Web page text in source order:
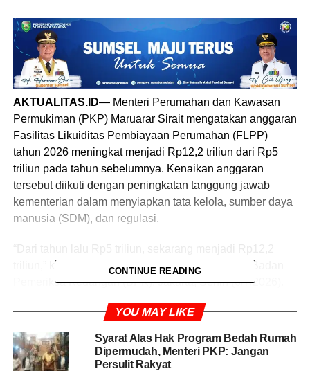
AKTUALITAS.ID— Menteri Perumahan dan Kawasan
Permukiman (PKP) Maruarar Sirait mengatakan anggaran
Fasilitas Likuiditas Pembiayaan Perumahan (FLPP)
tahun 2026 meningkat menjadi Rp12,2 triliun dari Rp5
triliun pada tahun sebelumnya. Kenaikan anggaran
tersebut diikuti dengan peningkatan tanggung jawab
kementerian dalam menyiapkan tata kelola, sumber daya
manusia (SDM), dan regulasi.
triliun,” kata Maruarar usai berkunjung ke Kantor Badan
Pemeriksa Keuangan (BPK), Jakarta, Senin (6/7/2026).
Selain peningkatan anggaran FLPP, Maruarar
mengatakan pemerintah juga tengah membahas
pengembangan Kredit Usaha Rakyat (KUR) sektor
perumahan bersama Kementerian Koordinator Bidang
CONTINUE READING
YOU MAY LIKE
Syarat Alas Hak Program Bedah Rumah
Dipermudah, Menteri PKP: Jangan
Persulit Rakyat